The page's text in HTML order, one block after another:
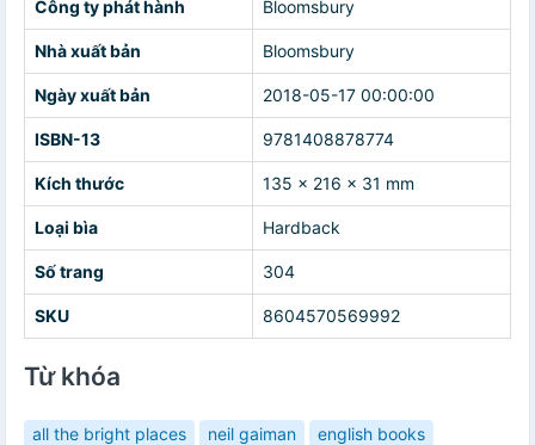
Công ty phát hành Bloomsbury
Nhà xuất bản Bloomsbury
Ngày xuất bản 2018-05-17 00:00:00
ISBN-13 9781408878774
Kích thước 135 x 216 x 31 mm
Loại bìa Hardback
Số trang 304
SKU 8604570569992
Từ khóa
all the bright places neil gaiman
english books